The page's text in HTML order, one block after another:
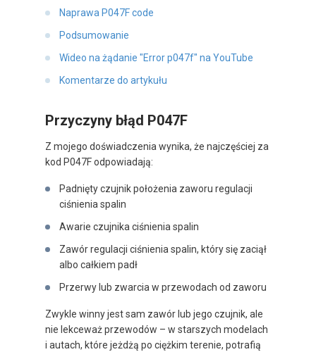
Naprawa P047F code
Podsumowanie
Wideo na żądanie "Error p047f" na YouTube
Komentarze do artykułu
Przyczyny błąd P047F
Z mojego doświadczenia wynika, że najczęściej za
kod P047F odpowiadają:
Padnięty czujnik położenia zaworu regulacji
ciśnienia spalin
Awarie czujnika ciśnienia spalin
Zawór regulacji ciśnienia spalin, który się zaciął
albo całkiem padł
Przerwy lub zwarcia w przewodach od zaworu
Zwykle winny jest sam zawór lub jego czujnik, ale
nie lekceważ przewodów – w starszych modelach
i autach, które jeżdżą po ciężkim terenie, potrafią